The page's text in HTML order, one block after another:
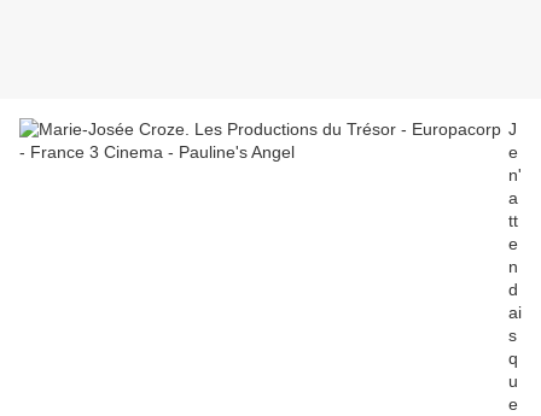
J
e
n'
a
tt
e
n
d
ai
s
q
u
e